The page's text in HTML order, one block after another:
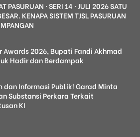
PASURUAN · SERI 14 · JULI 2026 SATU
KENAPA SISTEM TJSL PASURUAN
Awards 2026, Bupati Fandi Akhmad
Hadir dan Berdampak
dan Informasi Publik! Garad Minta
Substansi Perkara Terkait
KI